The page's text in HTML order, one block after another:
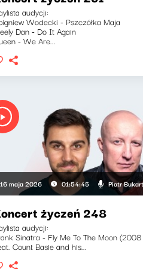
audycji:
Wodecki - Pszczółka Maja
Dan - Do It Again
- We Are...
16 maja 2026 01:54:45 Piotr
życzeń 248
audycji:
Sinatra - Fly Me To The Moon
Count Basie and his...